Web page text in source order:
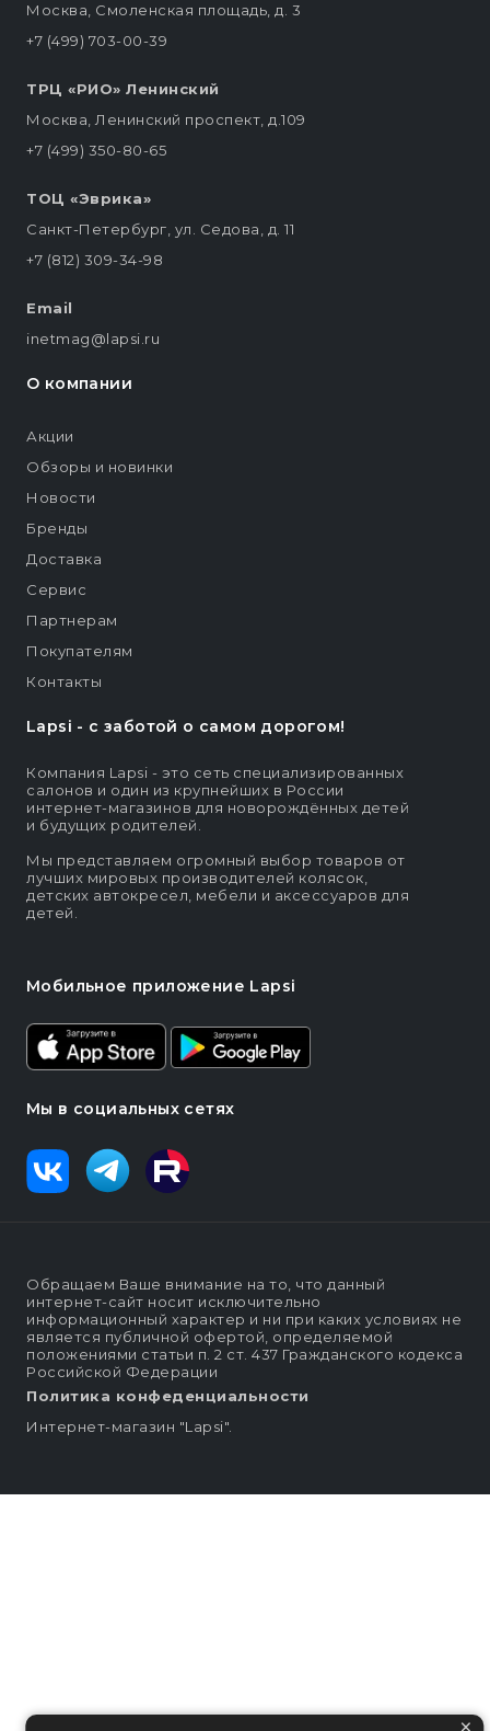
Lapsi - c заботой о самом дорогом!
Компания Lapsi - это сеть специализированных
салонов и один из крупнейших в России
интернет-магазинов для новорождённых детей
и будущих родителей.
Мы представляем огромный выбор товаров от
лучших мировых производителей колясок,
детских автокресел, мебели и аксессуаров для
детей.
Мобильное приложение Lapsi
Мы в социальных сетях
Москва, Смоленская площадь, д. 3
+7 (499) 703-00-39
ТРЦ «РИО» Ленинский
Москва, Ленинский проспект, д.109
+7 (499) 350-80-65
ТОЦ «Эврика»
Санкт-Петербург, ул. Седова, д. 11
+7 (812) 309-34-98
Email
inetmag@lapsi.ru
О компании
Акции
Обзоры и новинки
Новости
Бренды
Доставка
Сервис
Партнерам
Покупателям
Контакты
Обращаем Ваше внимание на то, что данный
интернет-сайт носит исключительно
информационный характер и ни при каких условиях не
является публичной офертой, определяемой
положениями статьи п. 2 ст. 437 Гражданского кодекса
Российской Федерации
Политика конфеденциальности
Интернет-магазин "Lapsi".